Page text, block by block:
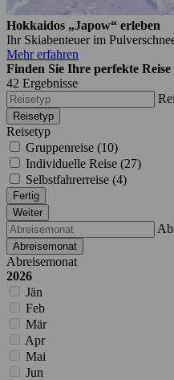
Hokkaidos „Japow“ erleben
Ihr Skiabenteuer im
Mehr erfahren
Finden Sie Ihre perfekte Reise
42 Ergebnisse
Reisetyp
Reisetyp
Gruppenreise (10)
Individuelle Reise (27)
Selbstfahrerreise (4)
Fertig
Weiter
Abreisemonat
Abreisemonat
2026
Jän
Feb
Mär
Apr
Mai
Jun